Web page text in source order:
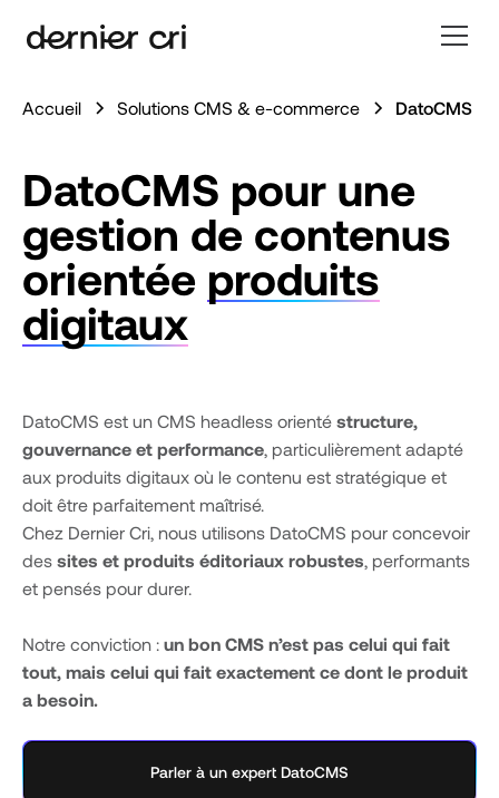
Accueil Solutions CMS & e-commerce DatoCMS
DatoCMS pour une
gestion de contenus
orientée produits
digitaux
DatoCMS est un CMS headless orienté structure,
gouvernance et performance , particulièrement adapté
aux produits digitaux où le contenu est stratégique et
doit être parfaitement maîtrisé.
Chez Dernier Cri, nous utilisons DatoCMS pour concevoir
des sites et produits éditoriaux robustes , performants
et pensés pour durer.
Notre conviction : un bon CMS n’est pas celui qui fait
tout, mais celui qui fait exactement ce dont le produit
a besoin.
Parler à un expert DatoCMS